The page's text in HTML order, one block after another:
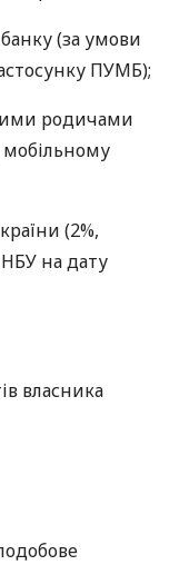
(за умови
ПУМБ);
родичами
мобільному
(2%,
на дату
власника